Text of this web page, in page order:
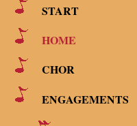
START
HOME
CHOR
ENGAGEMENTS